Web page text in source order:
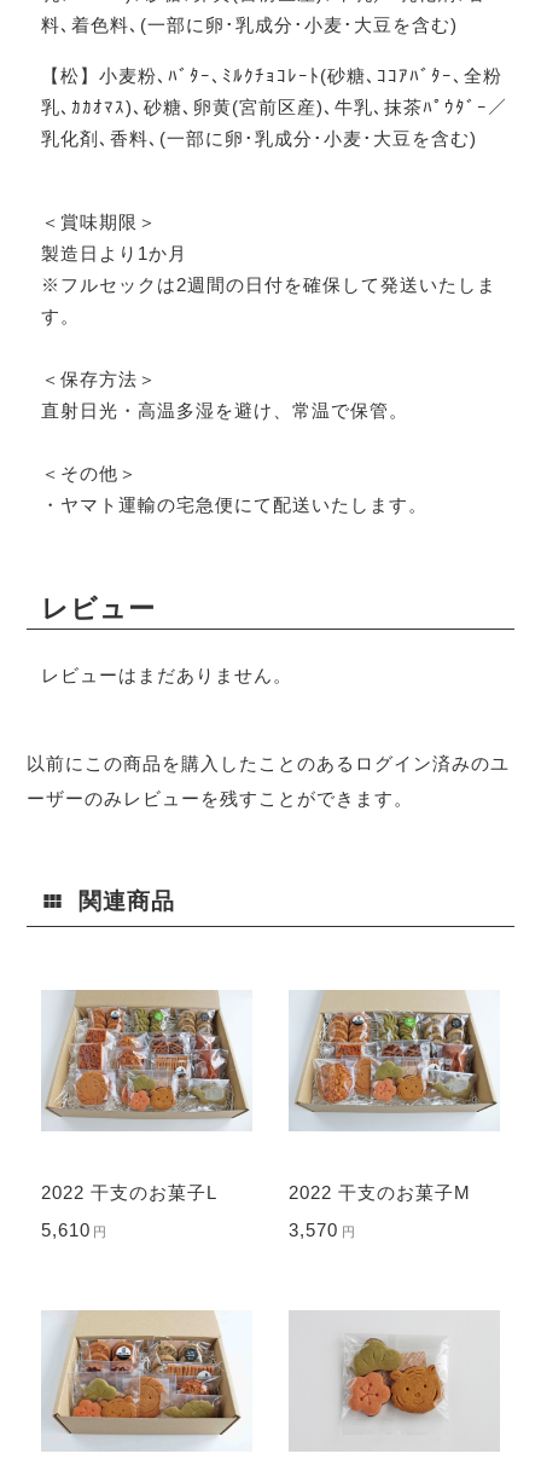
料､着色料､(一部に卵･乳成分･小麦･大豆を含む)
【松】小麦粉､ﾊﾞﾀｰ､ﾐﾙｸﾁｮｺﾚｰﾄ(砂糖､ｺｺｱﾊﾞﾀｰ､全粉
乳､ｶｶｵﾏｽ)､砂糖､卵黄(宮前区産)､牛乳､抹茶ﾊﾟｳﾀﾞｰ／
乳化剤､香料､(一部に卵･乳成分･小麦･大豆を含む)
＜賞味期限＞
製造日より1か月
※フルセックは2週間の日付を確保して発送いたしま
す。
＜保存方法＞
直射日光・高温多湿を避け、常温で保管。
＜その他＞
・ヤマト運輸の宅急便にて配送いたします。
レビュー
レビューはまだありません。
以前にこの商品を購入したことのあるログイン済みのユ
ーザーのみレビューを残すことができます。
関連商品
2022 干支のお菓子L
5,610 円
2022 干支のお菓子M
3,570 円